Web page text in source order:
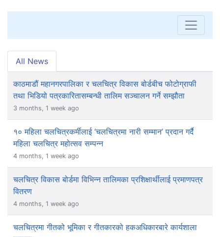
All News
काठमाडौं महानगरपालिका र चलचित्र विकास बोर्डबीच फोटोग्राफी
तथा भिडियो पत्रकारितासम्बन्धी तालिम सञ्चालन गर्ने सम्झौता
3 months, 1 week ago
१० महिला चलचित्रकर्मीलाई ‘चलचित्रमा नारी सम्मान’ प्रदान गर्दै
महिला चलचित्र महोत्सव सम्पन्न
4 months, 1 week ago
चलचित्र विकास बोर्डमा विभिन्न तालिमका प्रशिक्षार्थीलाई प्रमाणपत्र
वितरण
4 months, 1 week ago
चलचित्रमा गीतको भूमिका र गीतकारको हकअधिकारबारे कार्यशाला